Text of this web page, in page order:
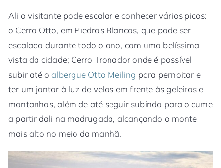
Ali o visitante pode escalar e conhecer vários picos:
o Cerro Otto, em Piedras Blancas, que pode ser
escalado durante todo o ano, com uma belíssima
vista da cidade; Cerro Tronador onde é possível
subir até o albergue Otto Meiling para pernoitar e
ter um jantar à luz de velas em frente às geleiras e
montanhas, além de até seguir subindo para o cume
a partir dali na madrugada, alcançando o monte
mais alto no meio da manhã.